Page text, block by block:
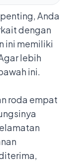
Anda
dengan
ini memiliki
lebih
ini.
roda empat